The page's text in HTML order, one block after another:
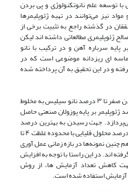
توسعه علم نانوتکنولوژی و پی بردن
نیز می‌توانند در تهیه ژئوپلیمرها
در گذشته راجع به تثبیت برخی از
ژئوپلیمری مطالعاتی داشته اند لیکن
پایه سرباره آهن و در ترکیب با نانو
ای ریزدانه موضوعی است که در
و در این تحقیق به آن پرداخته شده
این تحقیق به مطالعه اثر افزودن صفر تا ۳ درصد نانو سیلیس به مخلوط
با ۵ تا ۲۰درصد ژئوپلیمر بر پایه پوزولان صنعتی حاصل
جهت رسیدن به بهترین درصد
تهیه اختلاط ژئوپلیمر، از ۵-۲۰درصد محلول قلیایی با محدوده غلظت ۴ تا
چنین نمونه‌ها در بازه زمانی عمل آوری
گرفته اند. در این راستا با توجه به افزایش
کاهش تعداد آزمایش ها، از روش
آزمایش استفاده شده است.